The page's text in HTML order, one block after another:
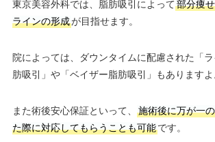
東京美容外科では、脂肪吸引によって部分痩
ラインの形成が目指せます。
院によっては、ダウンタイムに配慮された「
肪吸引」や「ベイザー脂肪吸引」もありますよ
また術後安心保証といって、
施術後に万が一
た際に対応してもらうことも可能です。